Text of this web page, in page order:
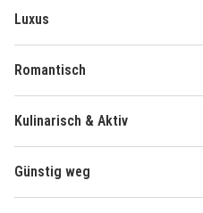
Luxus
Romantisch
Kulinarisch & Aktiv
Günstig weg